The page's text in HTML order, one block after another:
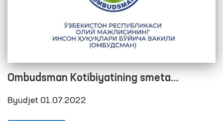
Ombudsman Kotibiyatining smeta
xarajatlarini bajarilishi to‘g‘risida Hisobot
Byudjet 01.07.2022